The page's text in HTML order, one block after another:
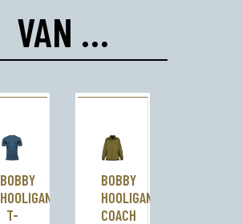
VAN …
BOBBY
HOOLIGAN
T-
BOBBY
HOOLIGAN
COACH